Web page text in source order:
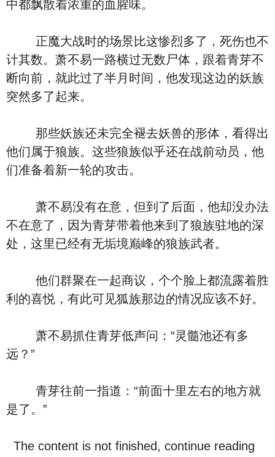
中都飘散着浓重的血腥味。
正魔大战时的场景比这惨烈多了，死伤也不
计其数。萧不易一路横过无数尸体，跟着青芽不
断向前，就此过了半月时间，他发现这边的妖族
突然多了起来。
那些妖族还未完全褪去妖兽的形体，看得出
他们属于狼族。这些狼族似乎还在战前动员，他
们准备着新一轮的攻击。
萧不易没有在意，但到了后面，他却没办法
不在意了，因为青芽带着他来到了狼族驻地的深
处，这里已经有无垢境巅峰的狼族武者。
他们群聚在一起商议，个个脸上都流露着胜
利的喜悦，有此可见狐族那边的情况应该不好。
萧不易抓住青芽低声问：“灵髓池还有多
远？”
青芽往前一指道：“前面十里左右的地方就
是了。”
The content is not finished, continue reading